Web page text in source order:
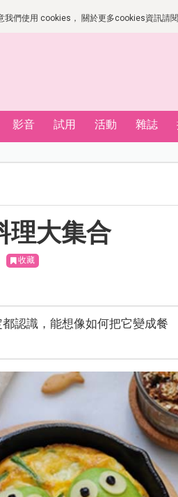
們使用 cookies， 關於更多cookies資訊請
影音 試用 活動 雜誌
理大集合
收藏
認識，能想像如何把它變成餐